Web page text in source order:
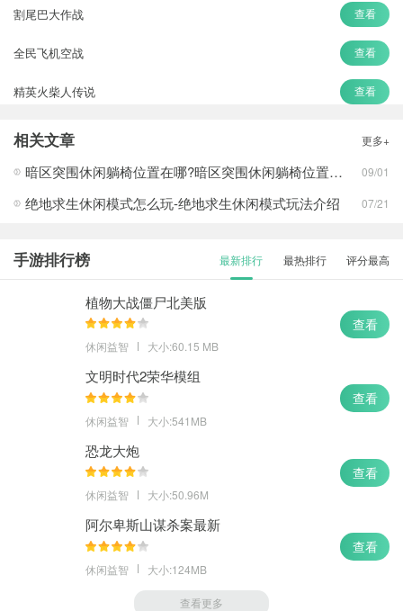
割尾巴大作战 查看
全民飞机空战 查看
精英火柴人传说 查看
节奏盒子
幸存者危城 查看
相关文章 更多+
暗区突围休闲躺椅位置在哪?暗区突围休闲躺椅位置攻略 09/01
绝地求生休闲模式怎么玩-绝地求生休闲模式玩法介绍 07/21
手游排行榜 最新排行 最热排行 评分最高
植物大战僵尸北美版
休闲益智 大小:60.15 MB
查看
文明时代2荣华模组
休闲益智 大小:541MB
查看
恐龙大炮
休闲益智 大小:50.96M
查看
阿尔卑斯山谋杀案最新
休闲益智 大小:124MB
查看
查看更多